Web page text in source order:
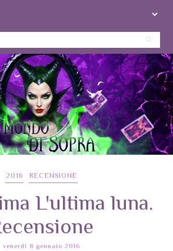
2016 RECENSIONE
L'ultima luna.
venerdì 8 gennaio 2016